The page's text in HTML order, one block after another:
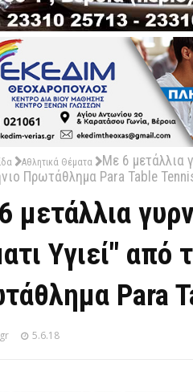
Αθλητικά Θέματα
Με 6 μετάλλια
Πρωτάθλημα Para Table
μετάλλια
Υγιεί" από
Para
5.6.18